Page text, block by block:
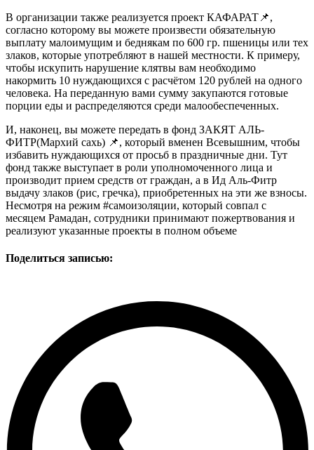
В организации также реализуется проект КАФАРАТ📌,
согласно которому вы можете произвести обязательную
выплату малоимущим и беднякам по 600 гр. пшеницы или тех
злаков, которые употребляют в нашей местности. К примеру,
чтобы искупить нарушение клятвы вам необходимо
накормить 10 нуждающихся с расчётом 120 рублей на одного
человека. На переданную вами сумму закупаются готовые
порции еды и распределяются среди малообеспеченных.
И, наконец, вы можете передать в фонд ЗАКЯТ АЛЬ-
ФИТР(Мархий сахь) 📌, который вменен Всевышним, чтобы
избавить нуждающихся от просьб в праздничные дни. Тут
фонд также выступает в роли уполномоченного лица и
производит прием средств от граждан, а в Ид Аль-Фитр
выдачу злаков (рис, гречка), приобретенных на эти же взносы.
Несмотря на режим #самоизоляции, который совпал с
месяцем Рамадан, сотрудники принимают пожертвования и
реализуют указанные проекты в полном объеме
Поделиться записью: